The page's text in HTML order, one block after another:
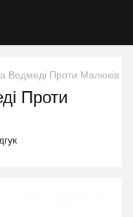
Ведмеді Проти Малюків
Проти